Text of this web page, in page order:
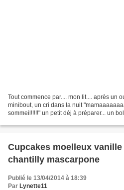
Tout commence par.... mon lit.... après un
minibout, un cri dans la nuit
sommeil!!!!!" un petit déj à préparer... un
Cupcakes moelleux
chantilly mascarpone
Publié le 13/04/2014 à 18:39
Par Lynette11